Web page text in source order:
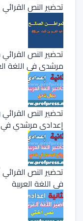
تحضير النص
تحضير النص
مرشدي في اللغة
تحضير النص القرائي
إعدادي مرشدي في
تحضير النص
في اللغة العربية